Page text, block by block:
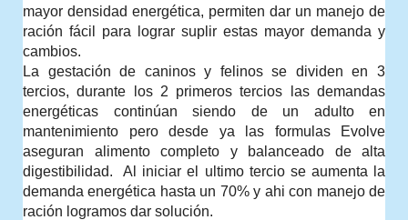
mayor densidad energética, permiten dar un manejo de
ración fácil para lograr suplir estas mayor demanda y
cambios.
La gestación de caninos y felinos se dividen en 3
tercios, durante los 2 primeros tercios las demandas
energéticas continúan siendo de un adulto en
mantenimiento pero desde ya las formulas Evolve
aseguran alimento completo y balanceado de alta
digestibilidad.  Al iniciar el ultimo tercio se aumenta la
demanda energética hasta un 70% y ahi con manejo de
ración logramos dar solución.